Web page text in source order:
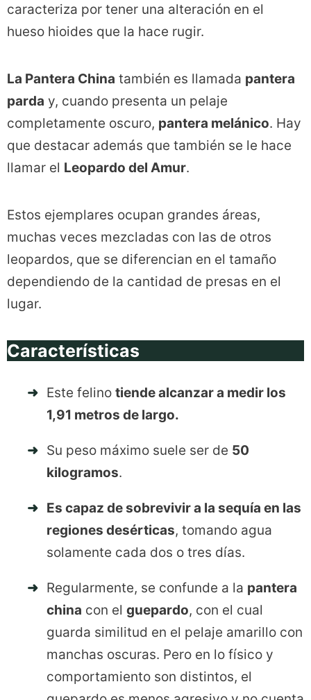
caracteriza por tener una alteración en el
hueso hioides que la hace rugir.
La Pantera China también es llamada pantera
parda y, cuando presenta un pelaje
completamente oscuro, pantera melánico. Hay
que destacar además que también se le hace
llamar el Leopardo del Amur.
Estos ejemplares ocupan grandes áreas,
muchas veces mezcladas con las de otros
leopardos, que se diferencian en el tamaño
dependiendo de la cantidad de presas en el
lugar.
Características
Este felino tiende alcanzar a medir los
1,91 metros de largo.
Su peso máximo suele ser de 50
kilogramos.
Es capaz de sobrevivir a la sequía en las
regiones desérticas, tomando agua
solamente cada dos o tres días.
Regularmente, se confunde a la pantera
china con el guepardo, con el cual
guarda similitud en el pelaje amarillo con
manchas oscuras. Pero en lo físico y
comportamiento son distintos, el